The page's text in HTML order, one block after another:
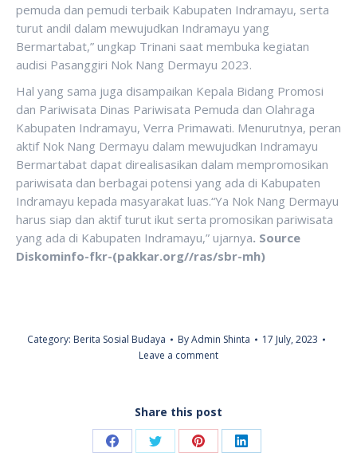
pemuda dan pemudi terbaik Kabupaten Indramayu, serta
turut andil dalam mewujudkan Indramayu yang
Bermartabat,” ungkap Trinani saat membuka kegiatan
audisi Pasanggiri Nok Nang Dermayu 2023.
Hal yang sama juga disampaikan Kepala Bidang Promosi
dan Pariwisata Dinas Pariwisata Pemuda dan Olahraga
Kabupaten Indramayu, Verra Primawati. Menurutnya, peran
aktif Nok Nang Dermayu dalam mewujudkan Indramayu
Bermartabat dapat direalisasikan dalam mempromosikan
pariwisata dan berbagai potensi yang ada di Kabupaten
Indramayu kepada masyarakat luas.“Ya Nok Nang Dermayu
harus siap dan aktif turut ikut serta promosikan pariwisata
yang ada di Kabupaten Indramayu,” ujarnya. Source
Diskominfo-fkr-(pakkar.org//ras/sbr-mh)
Category: Berita Sosial Budaya ByAdmin Shinta
17 July, 2023
Leave a comment
Share this post
Share Share Share Share